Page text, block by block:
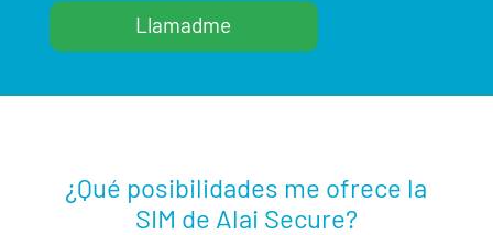
¿Qué posibilidades me ofrece la
SIM de Alai Secure?